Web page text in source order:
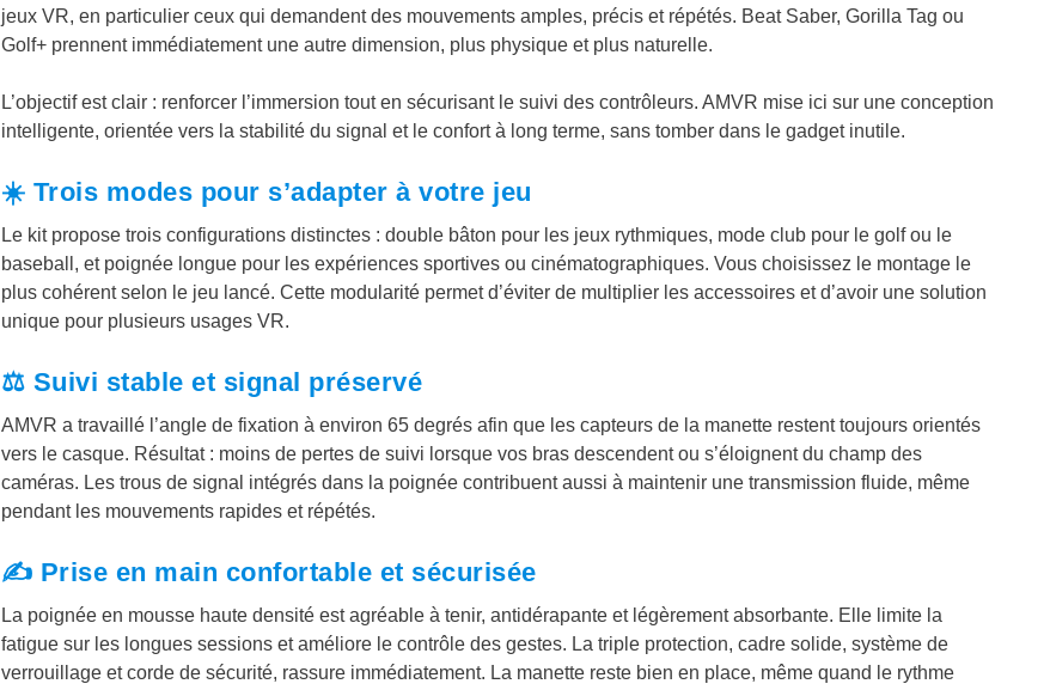
2
,
€
9
jeux VR, en particulier ceux qui demandent des mouvements amples, précis et répétés. Beat Saber, Gorilla Tag ou
Golf+ prennent immédiatement une autre dimension, plus physique et plus naturelle.
L’objectif est clair : renforcer l’immersion tout en sécurisant le suivi des contrôleurs. AMVR mise ici sur une conception
intelligente, orientée vers la stabilité du signal et le confort à long terme, sans tomber dans le gadget inutile.
☀️ Trois modes pour s’adapter à votre jeu
Le kit propose trois configurations distinctes : double bâton pour les jeux rythmiques, mode club pour le golf ou le
baseball, et poignée longue pour les expériences sportives ou cinématographiques. Vous choisissez le montage le
plus cohérent selon le jeu lancé. Cette modularité permet d’éviter de multiplier les accessoires et d’avoir une solution
unique pour plusieurs usages VR.
⚖️ Suivi stable et signal préservé
AMVR a travaillé l’angle de fixation à environ 65 degrés afin que les capteurs de la manette restent toujours orientés
vers le casque. Résultat : moins de pertes de suivi lorsque vos bras descendent ou s’éloignent du champ des
caméras. Les trous de signal intégrés dans la poignée contribuent aussi à maintenir une transmission fluide, même
pendant les mouvements rapides et répétés.
✍️ Prise en main confortable et sécurisée
La poignée en mousse haute densité est agréable à tenir, antidérapante et légèrement absorbante. Elle limite la
fatigue sur les longues sessions et améliore le contrôle des gestes. La triple protection, cadre solide, système de
verrouillage et corde de sécurité, rassure immédiatement. La manette reste bien en place, même quand le rythme